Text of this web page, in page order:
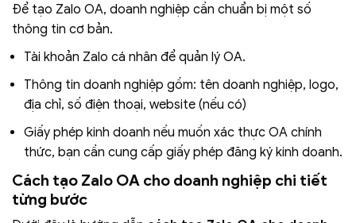
Để tạo Zalo OA, doanh nghiệp cần chuẩn bị một số
thông tin cơ bản.
Tài khoản Zalo cá nhân để quản lý OA.
Thông tin doanh nghiệp gồm: tên doanh nghiệp, logo,
địa chỉ, số điện thoại, website (nếu có)
Giấy phép kinh doanh nếu muốn xác thực OA chính
thức, bạn cần cung cấp giấy phép đăng ký kinh doanh.
Cách tạo Zalo OA cho doanh nghiệp chi tiết
từng bước